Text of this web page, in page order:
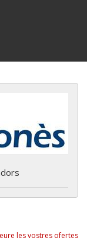
les vostres ofertes